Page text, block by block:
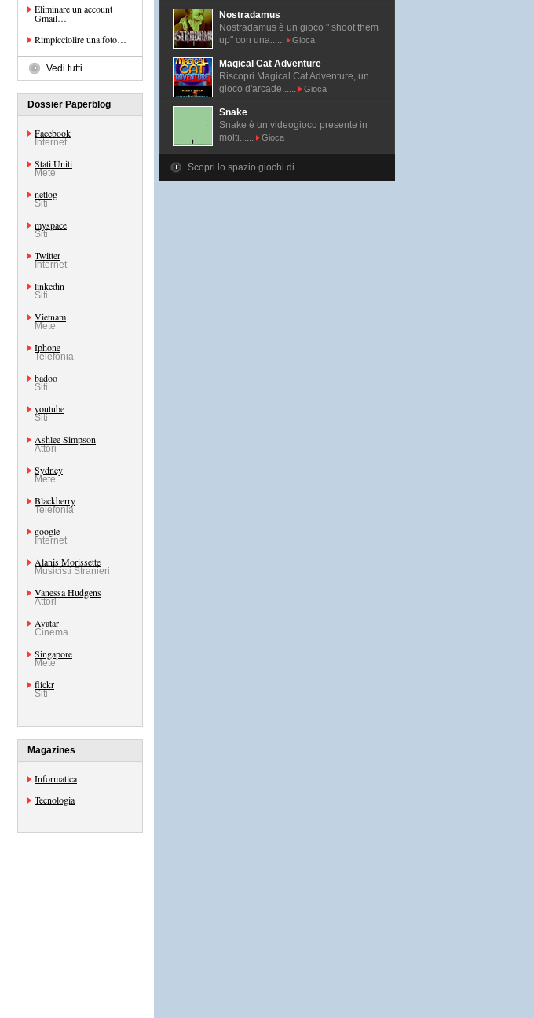
Eliminare un account
Gmail…
Rimpicciolire una foto…
Vedi tutti
Dossier Paperblog
Facebook
Internet
Stati Uniti
Mete
netlog
Siti
myspace
Siti
Twitter
Internet
linkedin
Siti
Vietnam
Mete
Iphone
Telefonia
badoo
Siti
youtube
Siti
Ashlee Simpson
Attori
Sydney
Mete
Blackberry
Telefonia
google
Internet
Alanis Morissette
Musicisti Stranieri
Vanessa Hudgens
Attori
Avatar
Cinema
Singapore
Mete
flickr
Siti
Magazines
Informatica
Tecnologia
Nostradamus
Nostradamus è un gioco " shoot them
up" con una......
Gioca
Magical Cat Adventure
Riscopri Magical Cat Adventure, un
gioco d'arcade......
Gioca
Snake
Snake è un videogioco presente in
molti......
Gioca
Scopri lo spazio giochi di